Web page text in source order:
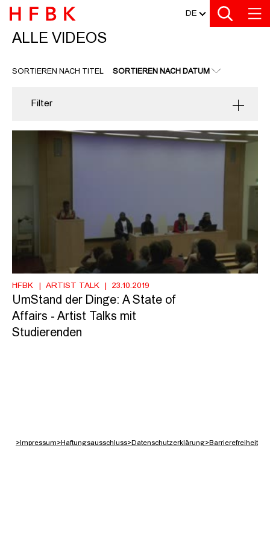
Zu den Filtern
Zur Metanavigation
Zur Hauptnavigation
Zur Suche
Zum Inhalt
Zum Seitenfuss DE
ALLE VIDEOS
ALLE VIDEOS
SORTIEREN NACH TITEL SORTIEREN NACH DATUM
Filter
HFBK ARTIST TALK 23.10.2019
UmStand der Dinge: A State of
Affairs - Artist Talks mit
Studierenden
> Impressum>Haftungsausschluss>Datenschutzerklärung>Barrierefreiheit